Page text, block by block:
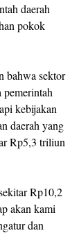
daerah
pokok
bahwa sektor
pemerintah
kebijakan
daerah yang
Rp5,3 triliun
Rp10,2
akan kami
dan